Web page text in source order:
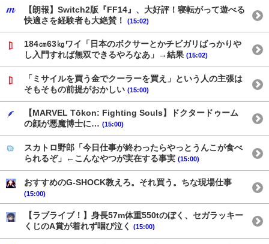
【朗報】Switch2版『FF14』、大好評！寝転がって遊べる
快適さを経験者も大絶賛！
(15:02)
184㎝63㎏ワイ「日本のボクサーとかチビガリばっかりや
し入門すれば無双できるやろなあ」→結果 (15:02)
「ミサイルを買う金でクーラーを買え」という人の主張は
そもそもの前提がおかしい (15:00)
【MARVEL Tōkon: Fighting Souls】ドクタードゥーム
の顔が悪魔博士に… (15:00)
スカトロ野郎「今日仕事が終わったらやっとうんこが食べ
られるぞ」←こんなやつが実在する事実 (15:00)
おすすめのG-SHOCK教えろ。それ買う。ちな現場仕事
(15:00)
【ラブライブ！】身長57m体重550tのぼく、セガラッキー
くじのA賞が着れず咽び泣く
(15:00)